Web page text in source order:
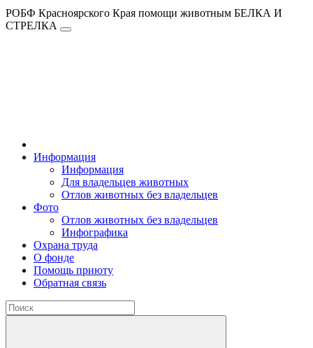
РОБФ Красноярского Края помощи животным БЕЛКА И
СТРЕЛКА
Информация
Информация
Для владельцев животных
Отлов животных без владельцев
Фото
Отлов животных без владельцев
Инфографика
Охрана труда
О фонде
Помощь приюту
Обратная связь